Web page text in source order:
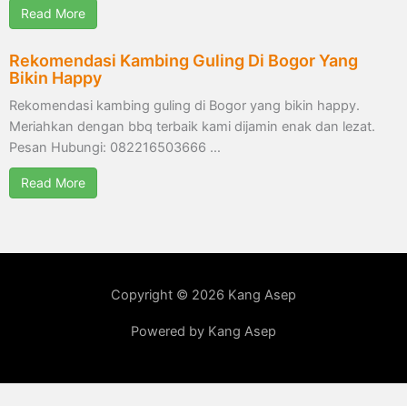
Read More
Rekomendasi Kambing Guling Di Bogor Yang
Bikin Happy
Rekomendasi kambing guling di Bogor yang bikin happy.
Meriahkan dengan bbq terbaik kami dijamin enak dan lezat.
Pesan Hubungi: 082216503666 …
Read More
Copyright © 2026 Kang Asep
Powered by Kang Asep